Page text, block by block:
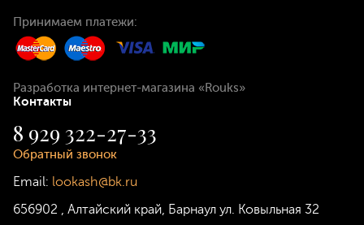
Принимаем платежи:
Разработка интернет-магазина «Rouks»
Контакты
8 929 322-27-33
Обратный звонок
Email: lookash@bk.ru
656902 , Алтайский край, Барнаул ул. Ковыльная 32